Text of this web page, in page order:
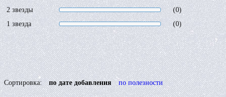
2 звезды
(0)
1 звезда
(0)
Сортировка: по дате добавления по полезности